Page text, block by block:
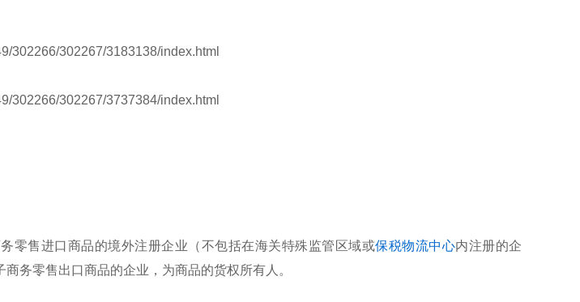
302266/302267/3183138/index.html
302266/302267/3737384/index.html
零售进口商品的境外注册企业（不包括在海关特殊监管区域或保税物流中心内注册的企
务零售出口商品的企业，为商品的货权所有人。